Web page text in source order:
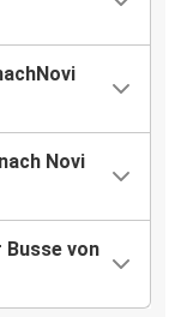
Novi
Busse von